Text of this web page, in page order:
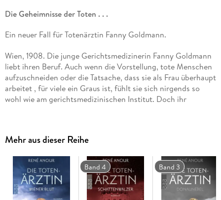
Die Geheimnisse der Toten . . .
Ein neuer Fall für Totenärztin Fanny Goldmann.
Wien, 1908. Die junge Gerichtsmedizinerin Fanny Goldmann
liebt ihren Beruf. Auch wenn die Vorstellung, tote Menschen
aufzuschneiden oder die Tatsache, dass sie als Frau überhaupt
arbeitet , für viele ein Graus ist, fühlt sie sich nirgends so
wohl wie am gerichtsmedizinischen Institut. Doch ihr
Auftakt zu einem Machtkampf zwischen zwei sehr
auch ein Künstler namens Gustav Klimt hineingezogen wird.
Und dass sie unmögliche Entscheidungen treffen muss, um
die Menschen, die sie liebt, zu beschützen
Mehr aus dieser Reihe
Band 4 Band 3